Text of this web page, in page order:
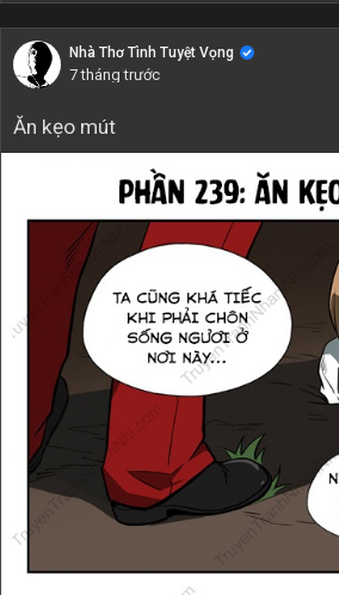
Nhà Thơ Tình Tuyệt Vọng
7 tháng trước
Ăn kẹo mút